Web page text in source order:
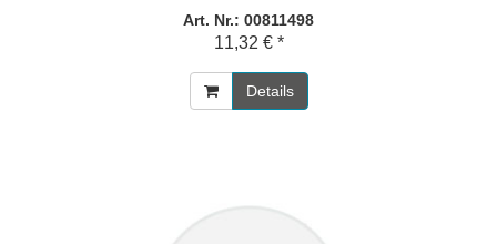
Art. Nr.: 00811498
11,32 € *
Details